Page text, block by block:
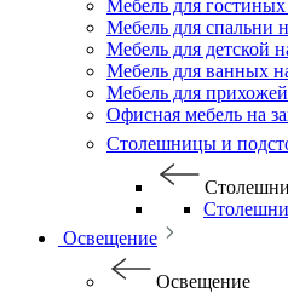
Мебель для гостиных
Мебель для спальни
Мебель для детской
Мебель для ванных
Мебель для прихожей
Офисная мебель на
Столешницы и
Освещение
Освещение